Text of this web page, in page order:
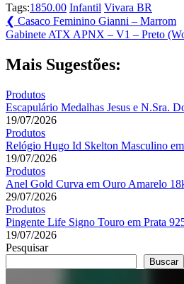
Tags:1850.00 Infantil Vivara BR
Navegação
de
Post
❮ Previous
Post:
Casaco Feminino Gianni – Marrom
Next
Gabinete ATX APNX – V1 – Preto
Mais Sugestões:
Produtos
Escapulário Medalhas Jesus e N.Sra.
19/07/2026
Produtos
Relógio Hugo Id Skelton Masculino
19/07/2026
Produtos
Anel Gold Curva em Ouro Amarelo
29/07/2026
Produtos
Pingente Life Signo Touro em Prata
19/07/2026
Pesquisar
Buscar